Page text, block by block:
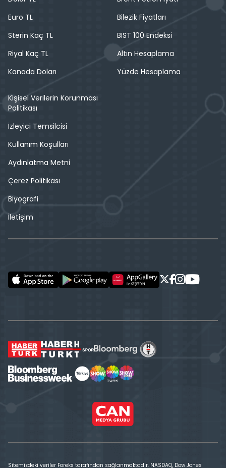
Euro TL
Sterin Kaç TL
Riyal Kaç TL
Kanada Doları
Bilezik Fiyatları
BIST 100 Endeksi
Altın Hesaplama
Yüzde Hesaplama
Kişisel Verilerin Korunması
Politikası
İzleyici Temsilcisi
Kullanım Koşulları
Aydınlatma Metni
Çerez Politikası
Biyografi
İletişim
Sitemizdeki veriler Foreks tarafından sağlanmaktadır. NASDAQ, Dow Jones